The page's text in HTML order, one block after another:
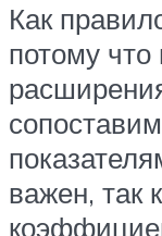
Как
потому
важен, так